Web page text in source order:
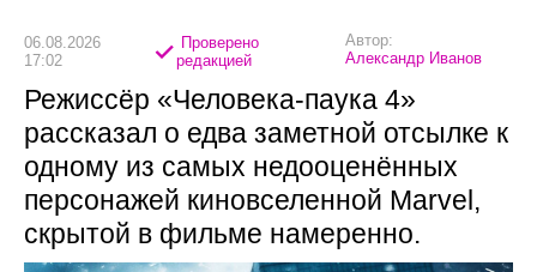
06.08.2026
17:02
Проверено
редакцией
Автор:
Александр Иванов
Режиссёр «Человека-паука 4»
рассказал о едва заметной отсылке к
одному из самых недооценённых
персонажей киновселенной Marvel,
скрытой в фильме намеренно.